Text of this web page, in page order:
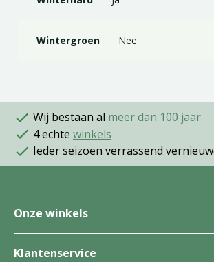
Wintergroen Nee
Wij bestaan al meer dan 100 jaar
4 echte winkels
Ieder seizoen verrassend
Onze winkels
Klantenservice